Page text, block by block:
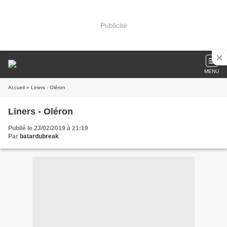
Publicité
MENU
Accueil » Liners - Oléron
Liners - Oléron
Publié le 23/02/2019 à 21:19
Par batardubreak